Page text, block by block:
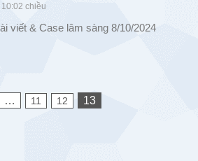
chiều
viết & Case lâm sàng 8/10/2024
… 11 12 13